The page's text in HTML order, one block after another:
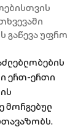
გაწევა უფრო
ერთ-ერთი
მორგებულ